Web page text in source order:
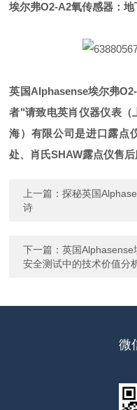
埃尔弗O2-A2氧传感器：
英国Alphasense埃尔弗
者"请致电英肖仪器仪表（
海）有限公司是进口露点
处、肖氏SHAW露点仪售后
上一篇：探秘英国
诗
下一篇：英国Alphasense
安全测试中的技术价值分
微